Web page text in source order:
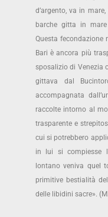
d’argento, va in
barche gitta in
Questa fecondazione
Bari è ancora più
sposalizio di Venezia
gittava dal
accompagnata
raccolte intorno al
trasparente e
cui si potrebbero
in lui si compiesse
lontano veniva quel
primitive bestialità
delle libidini sacre».